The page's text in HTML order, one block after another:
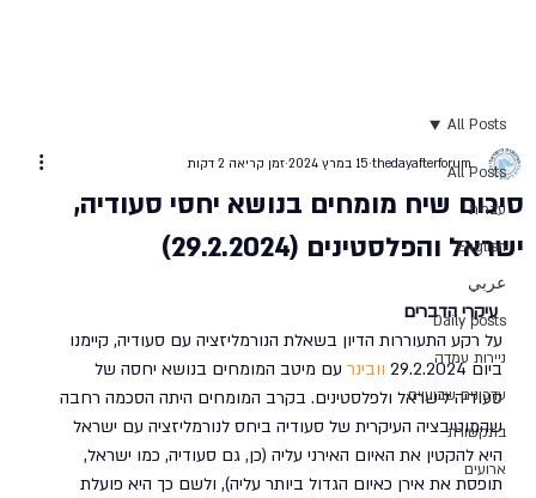
All Posts
עברית
English
عربي
Daily posts
ניירות עמדה
עדכונים שבועיים
בתקשורת
ארועים
All Posts
סיכום שיח מומחים בנושא יחסי סעודיה,
ישראל והפלסטינים (29.2.2024)
thedayafterforum 15 במרץ 2024 זמן קריאה 2 דקות
עיקרי הדברים
על רקע התעוררות הדיון בשאלת הנורמליזציה עם סעודיה, קיימנו
ביום 29.2.2024
וובינר עם מיטב המומחים בנושא יחסה של
סעודיה לישראל ולפלסטינים. בקרב המומחים היתה הסכמה רחבה
שהמוטיבציה העיקרית של סעודיה ביחס לנורמליזציה עם ישראל
היא להקטין את האיום האירני עליה (כן, גם סעודיה, כמו ישראל,
תופסת את אירן כאיום הגדול ביותר עליה), ולשם כך היא פועלת